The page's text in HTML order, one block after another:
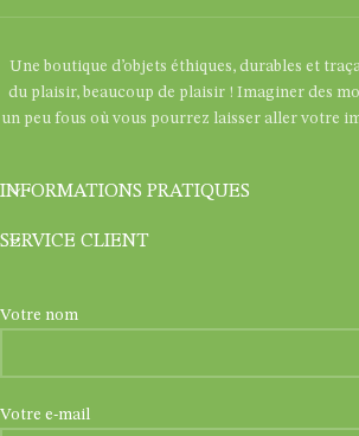
Une boutique d’objets éthiques, durables et
du plaisir, beaucoup de plaisir ! Imaginer des
un peu fous où vous pourrez laisser aller votre
INFORMATIONS PRATIQUES
SERVICE CLIENT
Votre nom
Votre e-mail